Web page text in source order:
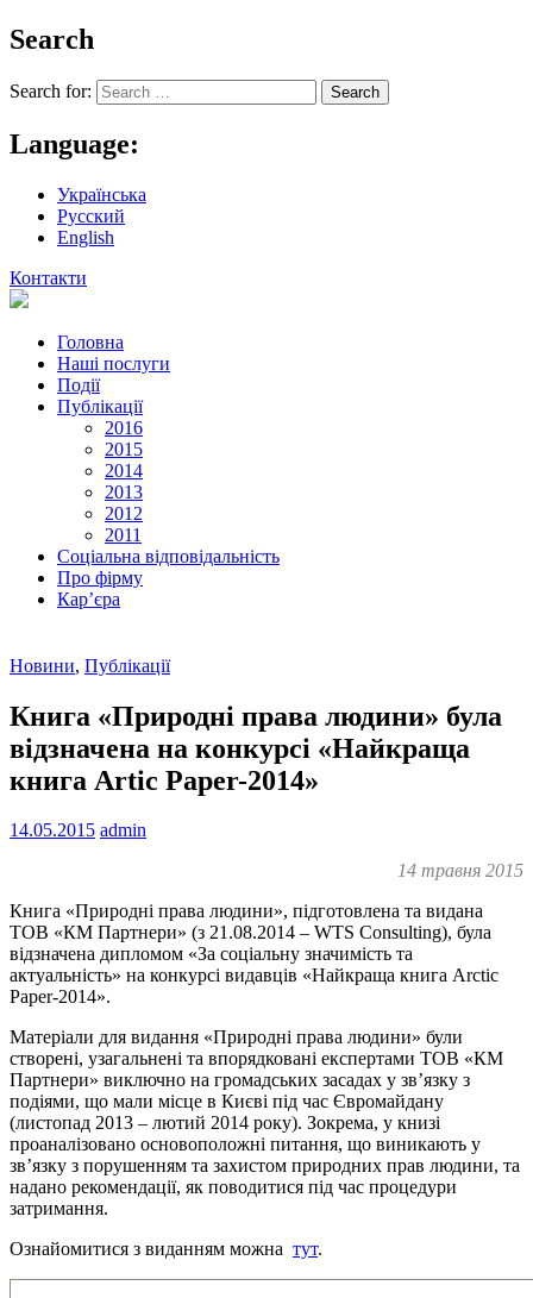
Search
Search for:
Language:
Українська
Русский
English
Контакти
Головна
Наші послуги
Події
Публікації
2016
2015
2014
2013
2012
2011
Соціальна відповідальність
Про фiрму
Кар’єра
Новини, Публікації
Книга «Природні права людини» була
відзначена на конкурсі «Найкраща
книга Artic Paper-2014»
14.05.2015 admin
14 травня 2015
Книга «Природні права людини», підготовлена та видана
ТОВ «КМ Партнери» (з 21.08.2014 – WTS Consulting), була
відзначена дипломом «За соціальну значимість та
актуальність» на конкурсі видавців «Найкраща книга Arctic
Paper-2014».
Матеріали для видання «Природні права людини» були
створені, узагальнені та впорядковані експертами ТОВ «КМ
Партнери» виключно на громадських засадах у зв’язку з
подіями, що мали місце в Києві під час Євромайдану
(листопад 2013 – лютий 2014 року). Зокрема, у книзі
проаналізовано основоположні питання, що виникають у
зв’язку з порушенням та захистом природних прав людини, та
надано рекомендації, як поводитися під час процедури
затримання.
Ознайомитися з виданням можна тут.